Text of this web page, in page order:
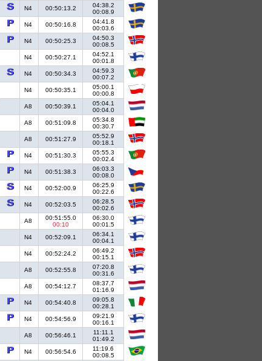
N4 00:50:13.2
04:38.2
00:08.9
N4 00:50:16.8
04:41.8
00:03.6
N4 00:50:25.3
04:50.3
00:08.5
N4 00:50:27.1
04:52.1
00:01.8
N4 00:50:34.3
04:59.3
00:07.2
N4 00:50:35.1
05:00.1
00:00.8
A8 00:50:39.1
05:04.1
00:04.0
A8 00:51:09.8
05:34.8
00:30.7
A8 00:51:27.9
05:52.9
00:18.1
N4 00:51:30.3
05:55.3
00:02.4
N4 00:51:38.3
06:03.3
00:08.0
N4 00:52:00.9
06:25.9
00:22.6
N4 00:52:03.5
06:28.5
00:02.6
A8
00:51:55.0
00:10
06:30.0
00:01.5
N4 00:52:09.1
06:34.1
00:04.1
N4 00:52:24.2
06:49.2
00:15.1
A8 00:52:55.8
07:20.8
00:31.6
A8 00:54:12.7
08:37.7
01:16.9
N4 00:54:40.8
09:05.8
00:28.1
N4 00:54:56.9
09:21.9
00:16.1
A8 00:56:46.1
11:11.1
01:49.2
N4 00:56:54.6
11:19.6
00:08.5